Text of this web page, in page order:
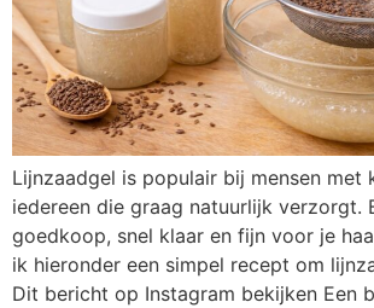
Lijnzaadgel is populair bij mensen met
iedereen die graag natuurlijk verzorgt.
goedkoop, snel klaar en fijn voor je
ik hieronder een simpel recept om
Dit bericht op Instagram bekijken Een